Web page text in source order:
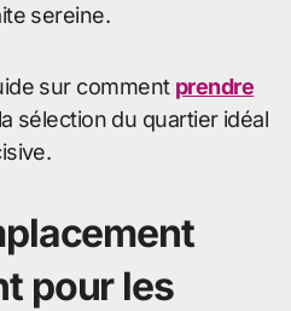
sereine.
sur comment prendre
sélection du quartier idéal
pour les